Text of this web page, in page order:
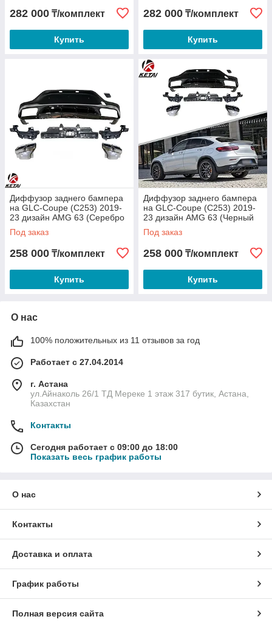
282 000 ₸/комплект
Купить
282 000 ₸/комплект
Купить
Диффузор заднего бампера
на GLC-Coupe (C253) 2019-
23 дизайн AMG 63 (Серебро
цвет)
Под заказ
258 000 ₸/комплект
Купить
Диффузор заднего бампера
на GLC-Coupe (C253) 2019-
23 дизайн AMG 63 (Черный
цвет)
Под заказ
258 000 ₸/комплект
Купить
О нас
100% положительных из 11 отзывов за год
Работает с 27.04.2014
г. Астана
ул.Айнаколь 26/1 ТД Мереке 1 этаж 317 бутик, Астана,
Казахстан
Контакты
Сегодня работает с 09:00 до 18:00
Показать весь график работы
О нас
Контакты
Доставка и оплата
График работы
Полная версия сайта